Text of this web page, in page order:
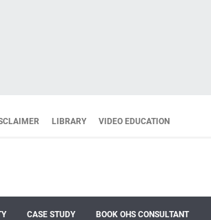
LIBRARY VIDEO EDUCATION
CASE STUDY BOOK OHS CONSULTANT